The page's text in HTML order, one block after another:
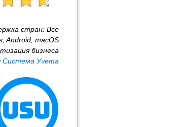
стран: Все
Android, macOS
бизнеса
Система Учета